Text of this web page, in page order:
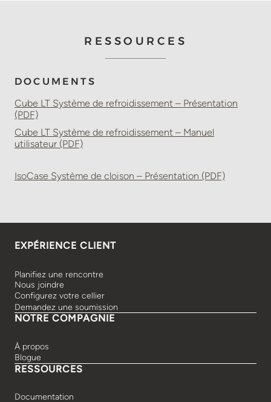
RESSOURCES
DOCUMENTS
Cube LT Système de refroidissement – Présentation
(PDF)
Cube LT Système de refroidissement – Manuel
utilisateur (PDF)
IsoCase Système de cloison – Présentation (PDF)
EXPÉRIENCE CLIENT
Planifiez une rencontre
Nous joindre
Configurez votre cellier
Demandez une soumission
NOTRE COMPAGNIE
À propos
Blogue
RESSOURCES
Documentation